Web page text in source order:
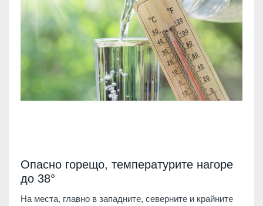
Опасно горещо, температурите нагоре
до 38°
На места, главно в западните, северните и крайните